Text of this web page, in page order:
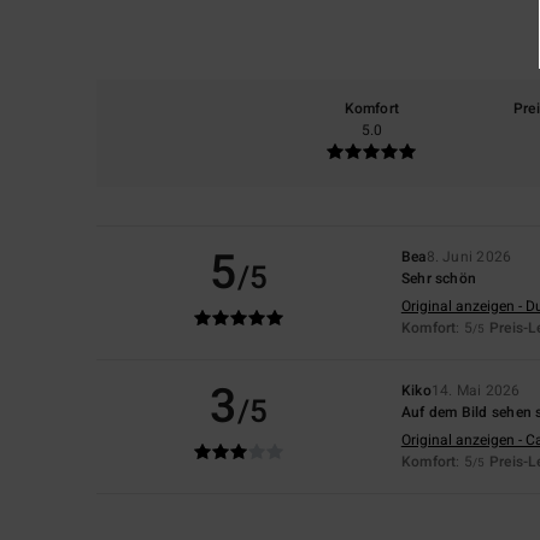
Komfort
5.0
5/5 Bea8. Juni 2026
Sehr schön
Original anzeigen -
Komfort: 5/5 Preis-
3/5 Kiko14. Mai 2026
Auf dem Bild sehen
Original anzeigen -
Komfort: 5/5 Preis-